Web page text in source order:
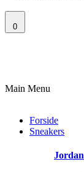
0
Main Menu
Forside
Sneakers
Jordan